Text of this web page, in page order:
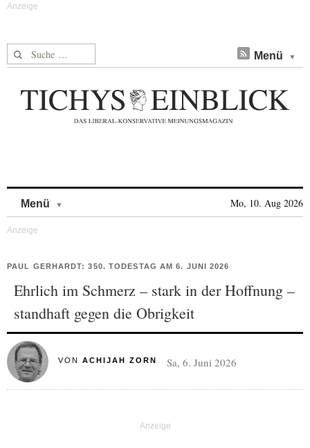
Suche nach: Menü
Menü Mo, 10. Aug 2026
PAUL GERHARDT: 350. TODESTAG AM 6. JUNI 2026
Ehrlich im Schmerz – stark in der Hoffnung –
standhaft gegen die Obrigkeit
VON ACHIJAH ZORN Sa, 6. Juni 2026